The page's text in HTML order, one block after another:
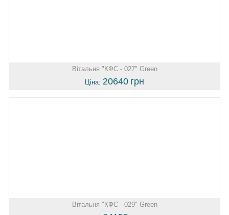
Вітальня "КФС - 027" Green
Ціна: 20640 грн
Вітальня "КФС - 029" Green